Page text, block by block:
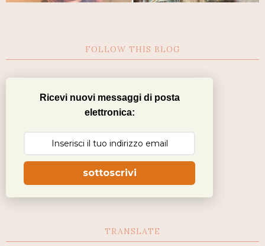
FOLLOW THIS BLOG
Ricevi nuovi messaggi di posta
elettronica:
sottoscrivi
TRANSLATE